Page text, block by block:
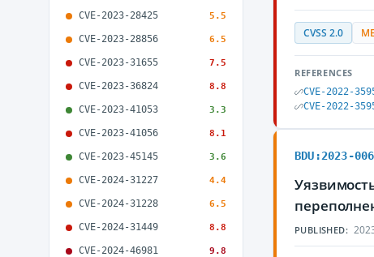
CVE-2023-28425 5.5
CVE-2023-28856 6.5
CVE-2023-31655 7.5
CVE-2023-36824 8.8
CVE-2023-41053 3.3
CVE-2023-41056 8.1
CVE-2023-45145 3.6
CVE-2024-31227 4.4
CVE-2024-31228 6.5
CVE-2024-31449 8.8
CVE-2024-46981 9.8
CVSS 2.0
REFERENCES
CVE-2022-
CVE-2022-
BDU:2023-
PUBLISHED: